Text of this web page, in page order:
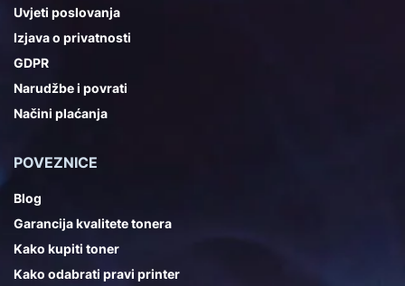
Uvjeti poslovanja
Izjava o privatnosti
GDPR
Narudžbe i povrati
Načini plaćanja
POVEZNICE
Blog
Garancija kvalitete tonera
Kako kupiti toner
Kako odabrati pravi printer